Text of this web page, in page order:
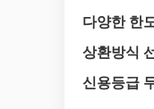
다양한 한
상환방식
신용등급